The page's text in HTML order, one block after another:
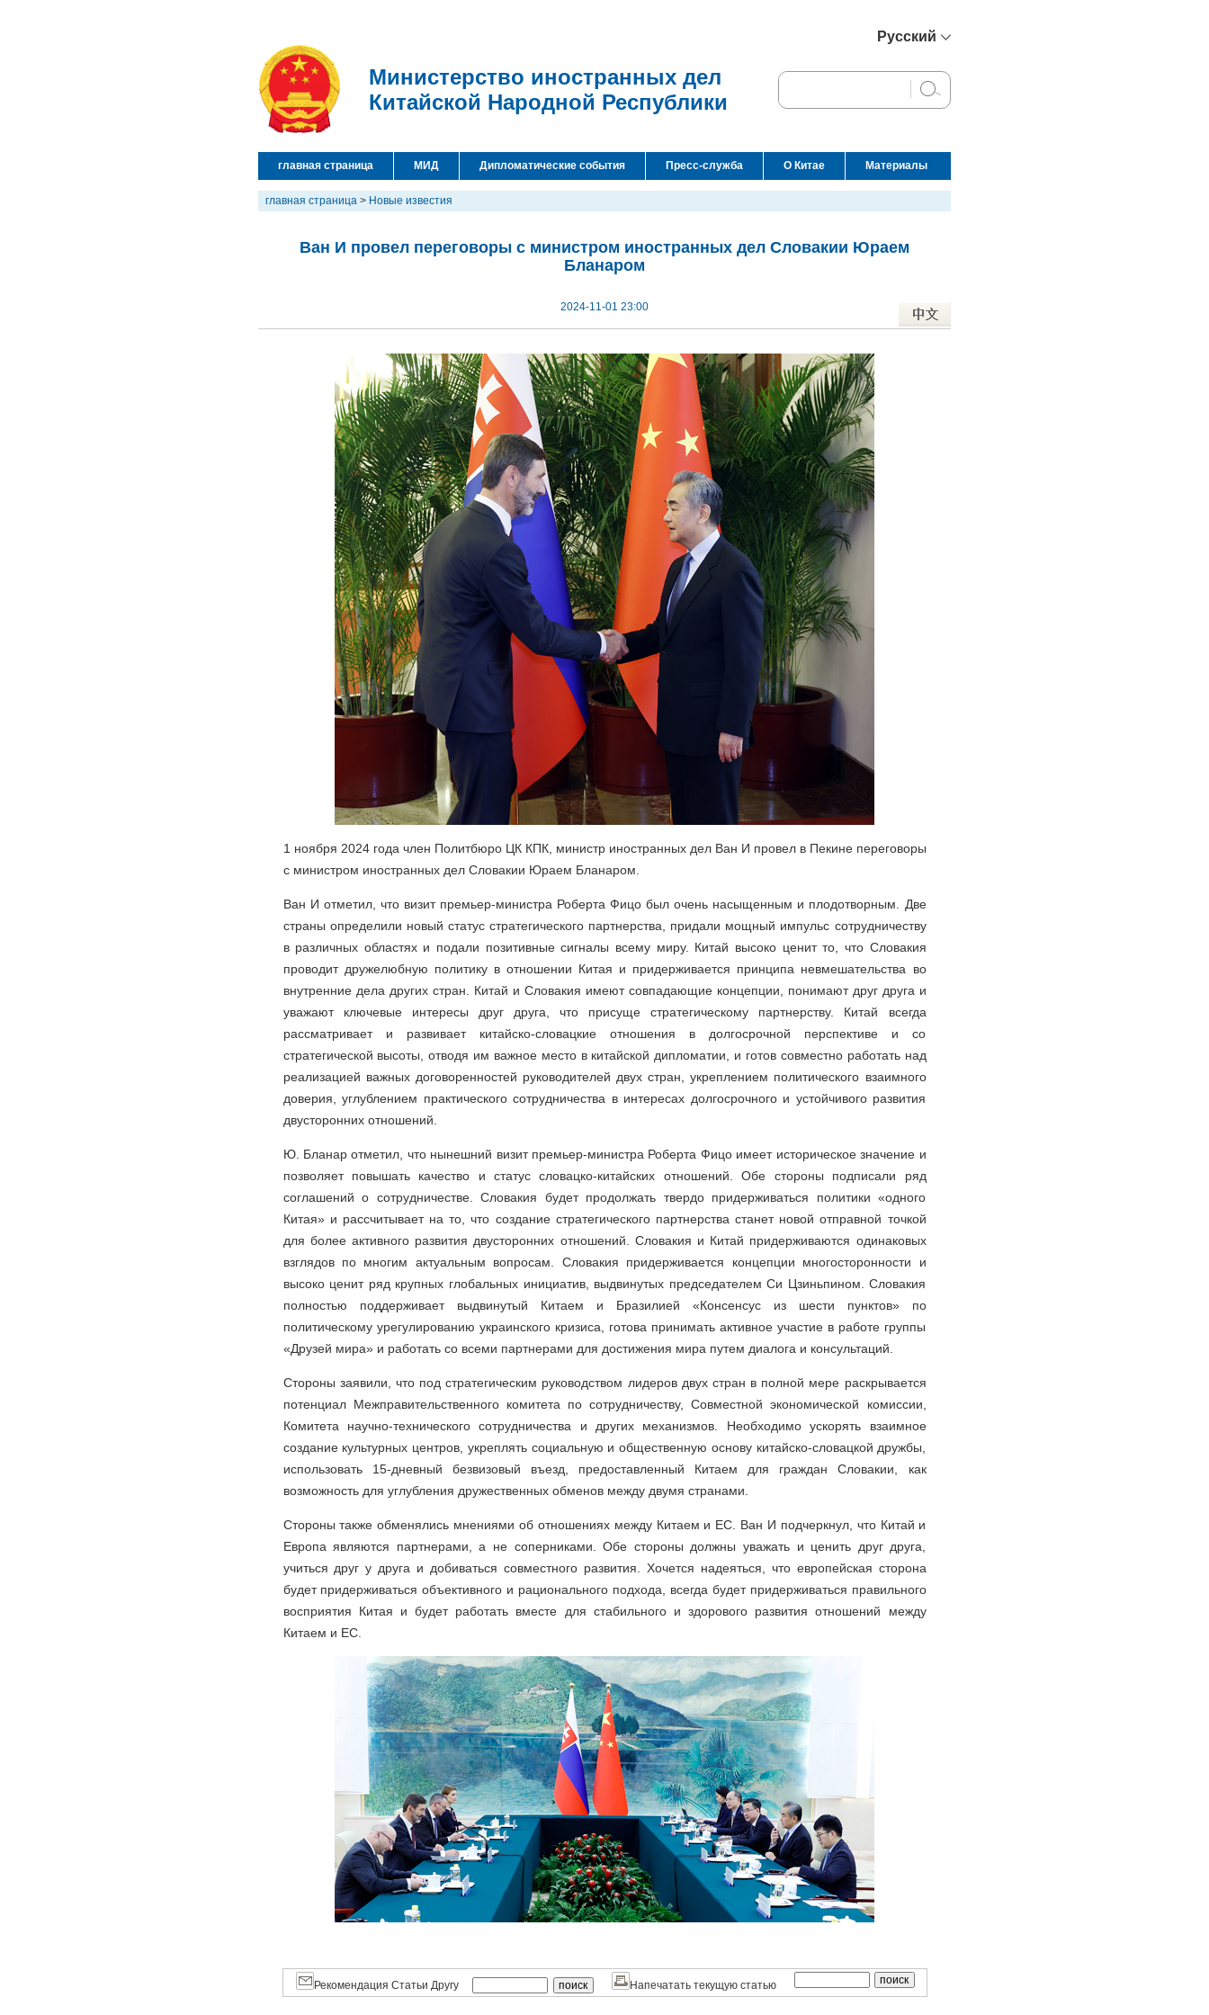
Русский
English
Español
عربي
Министерство иностранных дел
Китайской Народной Республики
главная страница МИД Дипломатические события Пресс-служба О Китае Материалы
главная страница > Новые известия
Ван И провел переговоры с министром иностранных дел Словакии Юраем
Бланаром
2024-11-01 23:00
1 ноября 2024 года член Политбюро ЦК КПК, министр иностранных дел Ван И провел в Пекине переговоры
с министром иностранных дел Словакии Юраем Бланаром.
Ван И отметил, что визит премьер-министра Роберта Фицо был очень насыщенным и плодотворным. Две
страны определили новый статус стратегического партнерства, придали мощный импульс сотрудничеству
в различных областях и подали позитивные сигналы всему миру. Китай высоко ценит то, что Словакия
проводит дружелюбную политику в отношении Китая и придерживается принципа невмешательства во
внутренние дела других стран. Китай и Словакия имеют совпадающие концепции, понимают друг друга и
уважают ключевые интересы друг друга, что присуще стратегическому партнерству. Китай всегда
рассматривает и развивает китайско-словацкие отношения в долгосрочной перспективе и со
стратегической высоты, отводя им важное место в китайской дипломатии, и готов совместно работать над
реализацией важных договоренностей руководителей двух стран, укреплением политического взаимного
доверия, углублением практического сотрудничества в интересах долгосрочного и устойчивого развития
двусторонних отношений.
Ю. Бланар отметил, что нынешний визит премьер-министра Роберта Фицо имеет историческое значение и
позволяет повышать качество и статус словацко-китайских отношений. Обе стороны подписали ряд
соглашений о сотрудничестве. Словакия будет продолжать твердо придерживаться политики «одного
Китая» и рассчитывает на то, что создание стратегического партнерства станет новой отправной точкой
для более активного развития двусторонних отношений. Словакия и Китай придерживаются одинаковых
взглядов по многим актуальным вопросам. Словакия придерживается концепции многосторонности и
высоко ценит ряд крупных глобальных инициатив, выдвинутых председателем Си Цзиньпином. Словакия
полностью поддерживает выдвинутый Китаем и Бразилией «Консенсус из шести пунктов» по
политическому урегулированию украинского кризиса, готова принимать активное участие в работе группы
«Друзей мира» и работать со всеми партнерами для достижения мира путем диалога и консультаций.
Стороны заявили, что под стратегическим руководством лидеров двух стран в полной мере раскрывается
потенциал Межправительственного комитета по сотрудничеству, Совместной экономической комиссии,
Комитета научно-технического сотрудничества и других механизмов. Необходимо ускорять взаимное
создание культурных центров, укреплять социальную и общественную основу китайско-словацкой дружбы,
использовать 15-дневный безвизовый въезд, предоставленный Китаем для граждан Словакии, как
возможность для углубления дружественных обменов между двумя странами.
Стороны также обменялись мнениями об отношениях между Китаем и ЕС. Ван И подчеркнул, что Китай и
Европа являются партнерами, а не соперниками. Обе стороны должны уважать и ценить друг друга,
учиться друг у друга и добиваться совместного развития. Хочется надеяться, что европейская сторона
будет придерживаться объективного и рационального подхода, всегда будет придерживаться правильного
восприятия Китая и будет работать вместе для стабильного и здорового развития отношений между
Китаем и ЕС.
Рекомендация Статьи Другу Напечатать текущую статью